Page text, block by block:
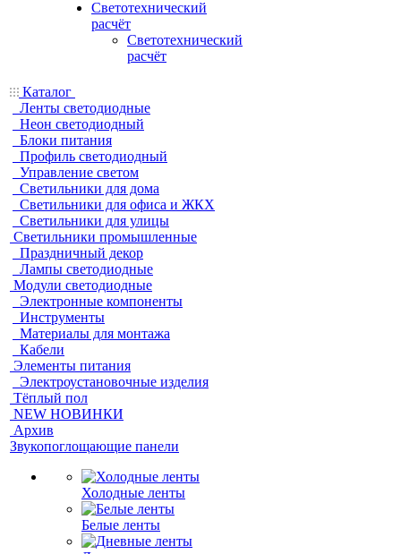
Светотехнический
расчёт
Светотехнический
расчёт
Каталог
Ленты светодиодные
Неон светодиодный
Блоки питания
Профиль светодиодный
Управление светом
Светильники для дома
Светильники для офиса и ЖКХ
Светильники для улицы
Светильники промышленные
Праздничный декор
Лампы светодиодные
Модули светодиодные
Электронные компоненты
Инструменты
Материалы для монтажа
Кабели
Элементы питания
Электроустановочные изделия
Тёплый пол
NEW НОВИНКИ
Архив
Звукопоглощающие панели
Холодные ленты
Белые ленты